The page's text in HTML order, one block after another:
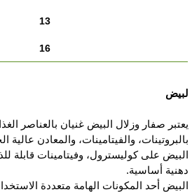
13
16
صفار وزلال البيض غنيان بالعناصر
والفيتامينات، والمعادن
على كوليسترول، وفيتامينات قابلة
أساسية.
أحد المكونات الهامة متعددة